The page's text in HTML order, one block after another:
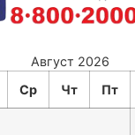
Август 2026
Ср Чт Пт